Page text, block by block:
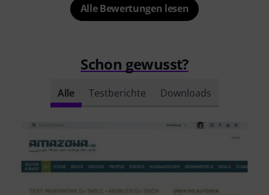
Alle Bewertungen lesen
Schon gewusst?
Alle Testberichte Downloads